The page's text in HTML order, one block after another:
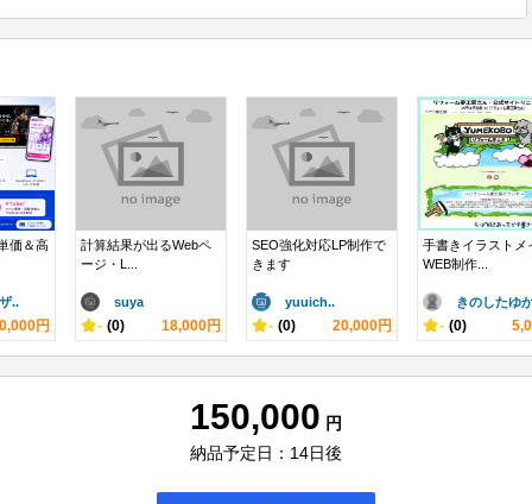
価＆高
..
円
計算結果が出るWebペ
ージ・L...
suya
- (0) 18,000円
SEO強化対応LP制作で
きます
yuuich..
- (0) 20,000円
手書きイラストメ
WEB制作...
きのしたゆ
- (0)
150,000 円
納品予定日：14日後